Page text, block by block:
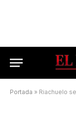
Portada » Riachuelo se